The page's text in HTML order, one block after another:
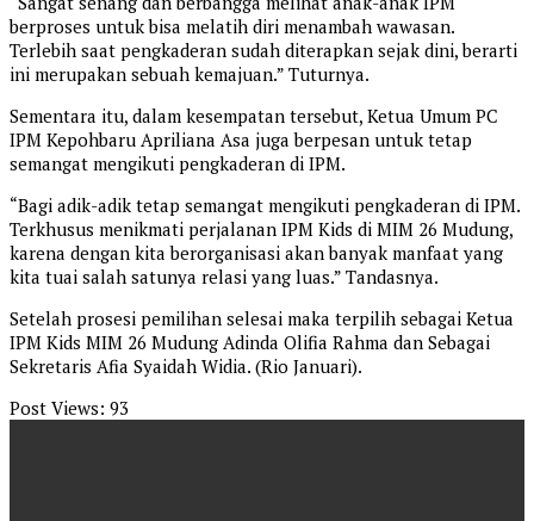
berproses untuk bisa melatih diri menambah wawasan.
Terlebih saat pengkaderan sudah diterapkan sejak dini, berarti
ini merupakan sebuah kemajuan.” Tuturnya.
Sementara itu, dalam kesempatan tersebut, Ketua Umum PC
IPM Kepohbaru Apriliana Asa juga berpesan untuk tetap
semangat mengikuti pengkaderan di IPM.
“Bagi adik-adik tetap semangat mengikuti pengkaderan di IPM.
Terkhusus menikmati perjalanan IPM Kids di MIM 26 Mudung,
karena dengan kita berorganisasi akan banyak manfaat yang
kita tuai salah satunya relasi yang luas.” Tandasnya.
Setelah prosesi pemilihan selesai maka terpilih sebagai Ketua
IPM Kids MIM 26 Mudung Adinda Olifia Rahma dan Sebagai
Sekretaris Afia Syaidah Widia. (Rio Januari).
Post Views: 93